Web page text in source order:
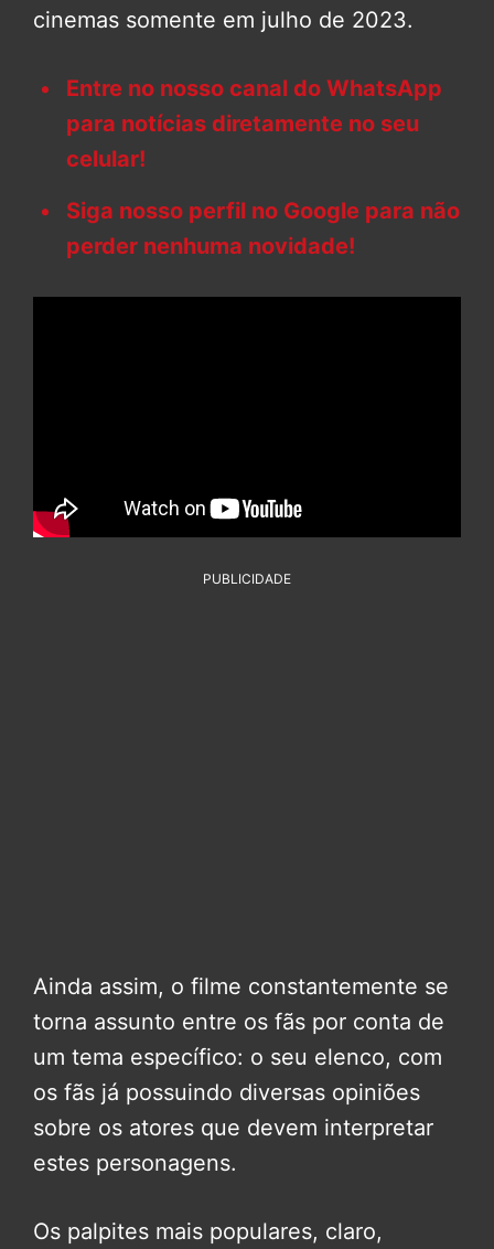
cinemas somente em julho de 2023.
Entre no nosso canal do WhatsApp
para notícias diretamente no seu
celular!
Siga nosso perfil no Google para não
perder nenhuma novidade!
PUBLICIDADE
Ainda assim, o filme constantemente se
torna assunto entre os fãs por conta de
um tema específico: o seu elenco, com
os fãs já possuindo diversas opiniões
sobre os atores que devem interpretar
estes personagens.
Os palpites mais populares, claro,